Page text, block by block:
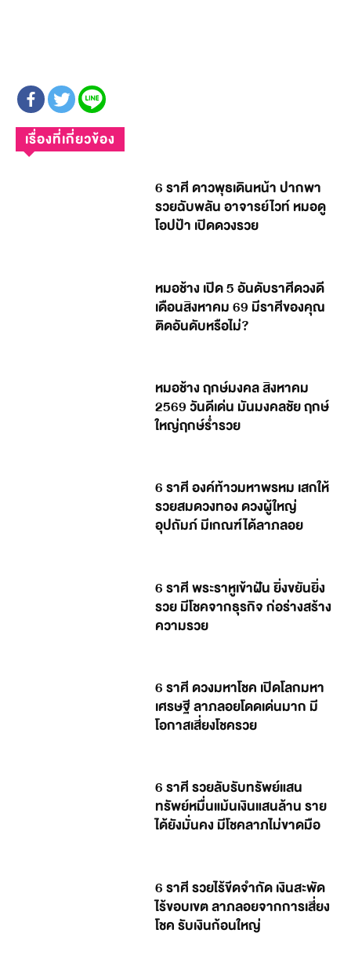
เรื่องที่เกี่ยวข้อง
6 ราศี ดาวพุธเดินหน้า ปากพา
รวยฉับพลัน อาจารย์ไวท์ หมอดู
โอปป้า เปิดดวงรวย
หมอช้าง เปิด 5 อันดับราศีดวงดี
เดือนสิงหาคม 69 มีราศีของคุณ
ติดอันดับหรือไม่?
หมอช้าง ฤกษ์มงคล สิงหาคม
2569 วันดีเด่น มันมงคลชัย ฤกษ์
ใหญ่ฤกษ์ร่ำรวย
6 ราศี องค์ท้าวมหาพรหม เสกให้
รวยสมดวงทอง ดวงผู้ใหญ่
อุปถัมภ์ มีเกณฑ์ได้ลาภลอย
6 ราศี พระราหูเข้าฝัน ยิ่งขยันยิ่ง
รวย มีโชคจากธุรกิจ ก่อร่างสร้าง
ความรวย
6 ราศี ดวงมหาโชค เปิดโลกมหา
เศรษฐี ลาภลอยโดดเด่นมาก มี
โอกาสเสี่ยงโชครวย
6 ราศี รวยลับรับทรัพย์แสน
ทรัพย์หมื่นแม้นเงินแสนล้าน ราย
ได้ยังมั่นคง มีโชคลาภไม่ขาดมือ
6 ราศี รวยไร้ขีดจำกัด เงินสะพัด
ไร้ขอบเขต ลาภลอยจากการเสี่ยง
โชค รับเงินก้อนใหญ่